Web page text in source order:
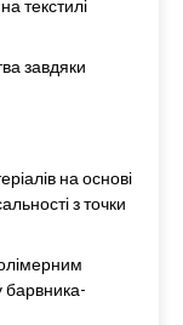
текстилі
завдяки
на основі
з точки
барвника-